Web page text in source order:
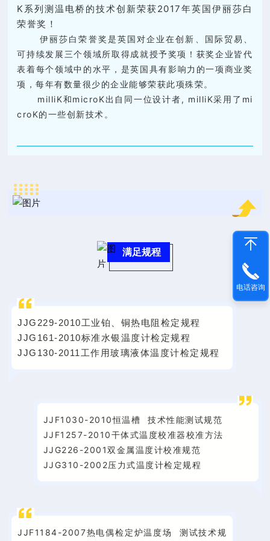
K 系列测温电桥的技术创新荣获2017年英国伊丽莎白
荣誉奖 ！
伊丽莎白荣誉奖是英国对企业在创新、国际贸易、
可持续发展三个领域所取得成就授予奖项！获奖企业皆代
表着每个领域中的水平 ，是英国具有影响力的一项商业奖
项，每年有数量很少的企业能够荣获此项殊荣。
milliK和microK出自同一位设计者, milliK采用了mi
croK的一些创新技术。
满足规程
JJG229-2010工业铂、铜热电阻 检定规程
JJG161-2010标准水银温度计检定规程
JJG130-2011工作用玻璃液体温度计检定规程
JJF1030-2010恒温槽
技术性能测试规范
JJF1257-2010干体式温度校准器校准方法
JJG226-2001双金属温度计校准规范
JJG310-2002压力式温度计检定规程
JJF1184-2007热电偶检定炉温度场
测试技术规
电话咨询